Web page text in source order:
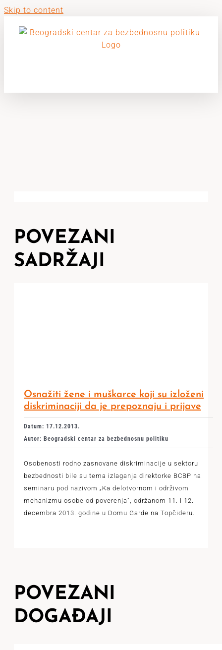
Skip to content
POVEZANI
SADRŽAJI
Osnažiti žene i muškarce koji su izloženi
diskriminaciji da je prepoznaju i prijave
Datum: 17.12.2013.
Autor: Beogradski centar za bezbednosnu politiku
Osobenosti rodno zasnovane diskriminacije u sektoru
bezbednosti bile su tema izlaganja direktorke BCBP na
seminaru pod nazivom „Ka delotvornom i održivom
mehanizmu osobe od poverenja", održanom 11. i 12.
decembra 2013. godine u Domu Garde na Topčideru.
POVEZANI
DOGAĐAJI